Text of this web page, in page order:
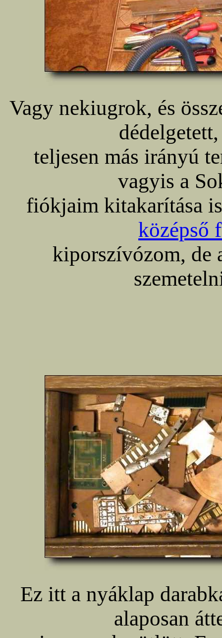
Vagy nekiugrok, és
teljesen más irányú
vagyis a
fiókjaim kitakarítása
középső
kiporszívózom, de
Ez itt a nyáklap
alaposan